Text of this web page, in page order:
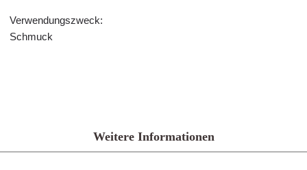
Verwendungszweck:
Schmuck
Weitere Informationen